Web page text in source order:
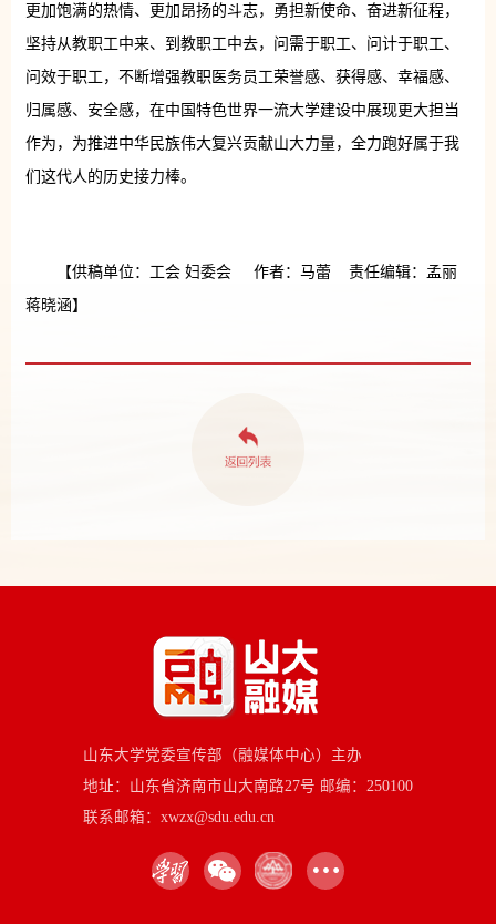
更加饱满的热情、更加昂扬的斗志，勇担新使命、奋进新征程，
坚持从教职工中来、到教职工中去，问需于职工、问计于职工、
问效于职工，不断增强教职医务员工荣誉感、获得感、幸福感、
归属感、安全感，在中国特色世界一流大学建设中展现更大担当
作为，为推进中华民族伟大复兴贡献山大力量，全力跑好属于我
们这代人的历史接力棒。
【供稿单位：工会 妇委会 作者：马蕾 责任编辑：孟丽
蒋晓涵】
山东大学党委宣传部（融媒体中心）主办
地址：山东省济南市山大南路27号 邮编：250100
联系邮箱：xwzx@sdu.edu.cn